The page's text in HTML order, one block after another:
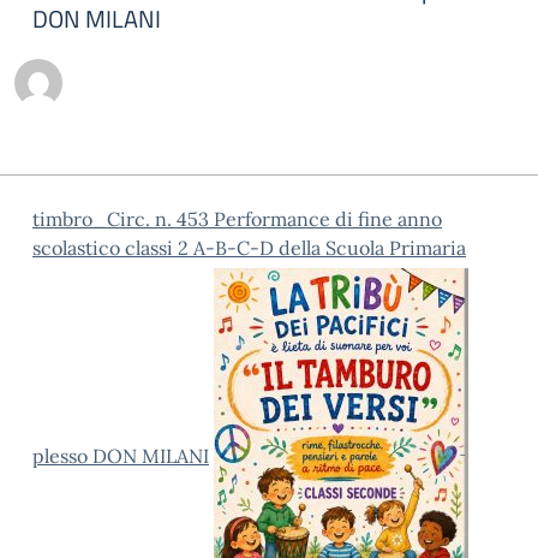
DON MILANI
timbro_Circ. n. 453 Performance di fine anno
scolastico classi 2 A-B-C-D della Scuola Primaria
plesso DON MILANI